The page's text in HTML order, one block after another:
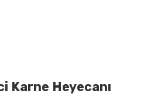
Karne Heyecanı